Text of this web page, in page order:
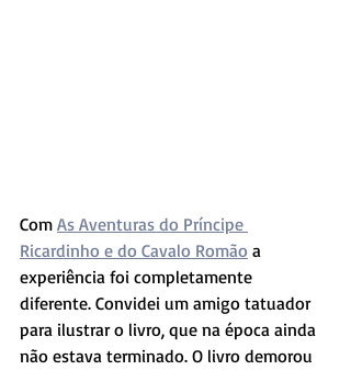
Com As Aventuras do Príncipe
Ricardinho e do Cavalo Romão a
experiência foi completamente
diferente. Convidei um amigo tatuador
para ilustrar o livro, que na época ainda
não estava terminado. O livro demorou